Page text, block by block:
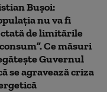
Bușoi:
nu va fi
de limitările
Ce măsuri
Guvernul
se agravează criza